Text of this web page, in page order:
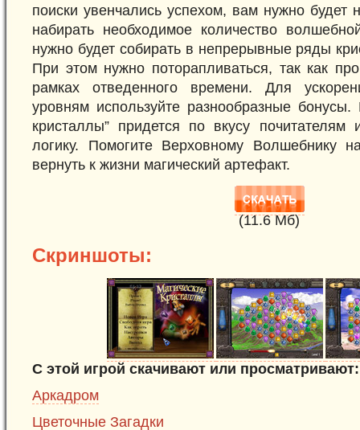
поиски увенчались успехом, вам нужно будет
набирать необходимое количество
нужно будет собирать в непрерывные ряды
При этом нужно поторапливаться, так как
рамках отведенного времени. Для
уровням используйте разнообразные бонусы.
кристаллы” придется по вкусу почитателям
логику. Помогите Верховному Волшебнику
вернуть к жизни магический артефакт.
(11.6 Mб)
Скриншоты:
С этой игрой скачивают или просматривают:
Аркадром
Цветочные Загадки